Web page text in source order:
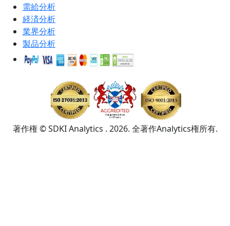
需給分析
経済分析
業界分析
製品分析
著作権 © SDKI Analytics . 2026. 全著作Analytics権所有.